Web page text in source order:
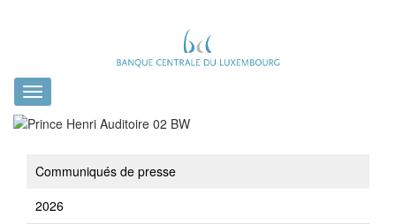
Toggle
navigation
Communiqués de presse
2026